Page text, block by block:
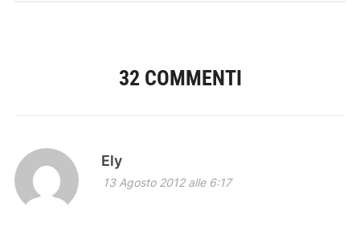
32 COMMENTI
Ely
13 Agosto 2012 alle 6:17